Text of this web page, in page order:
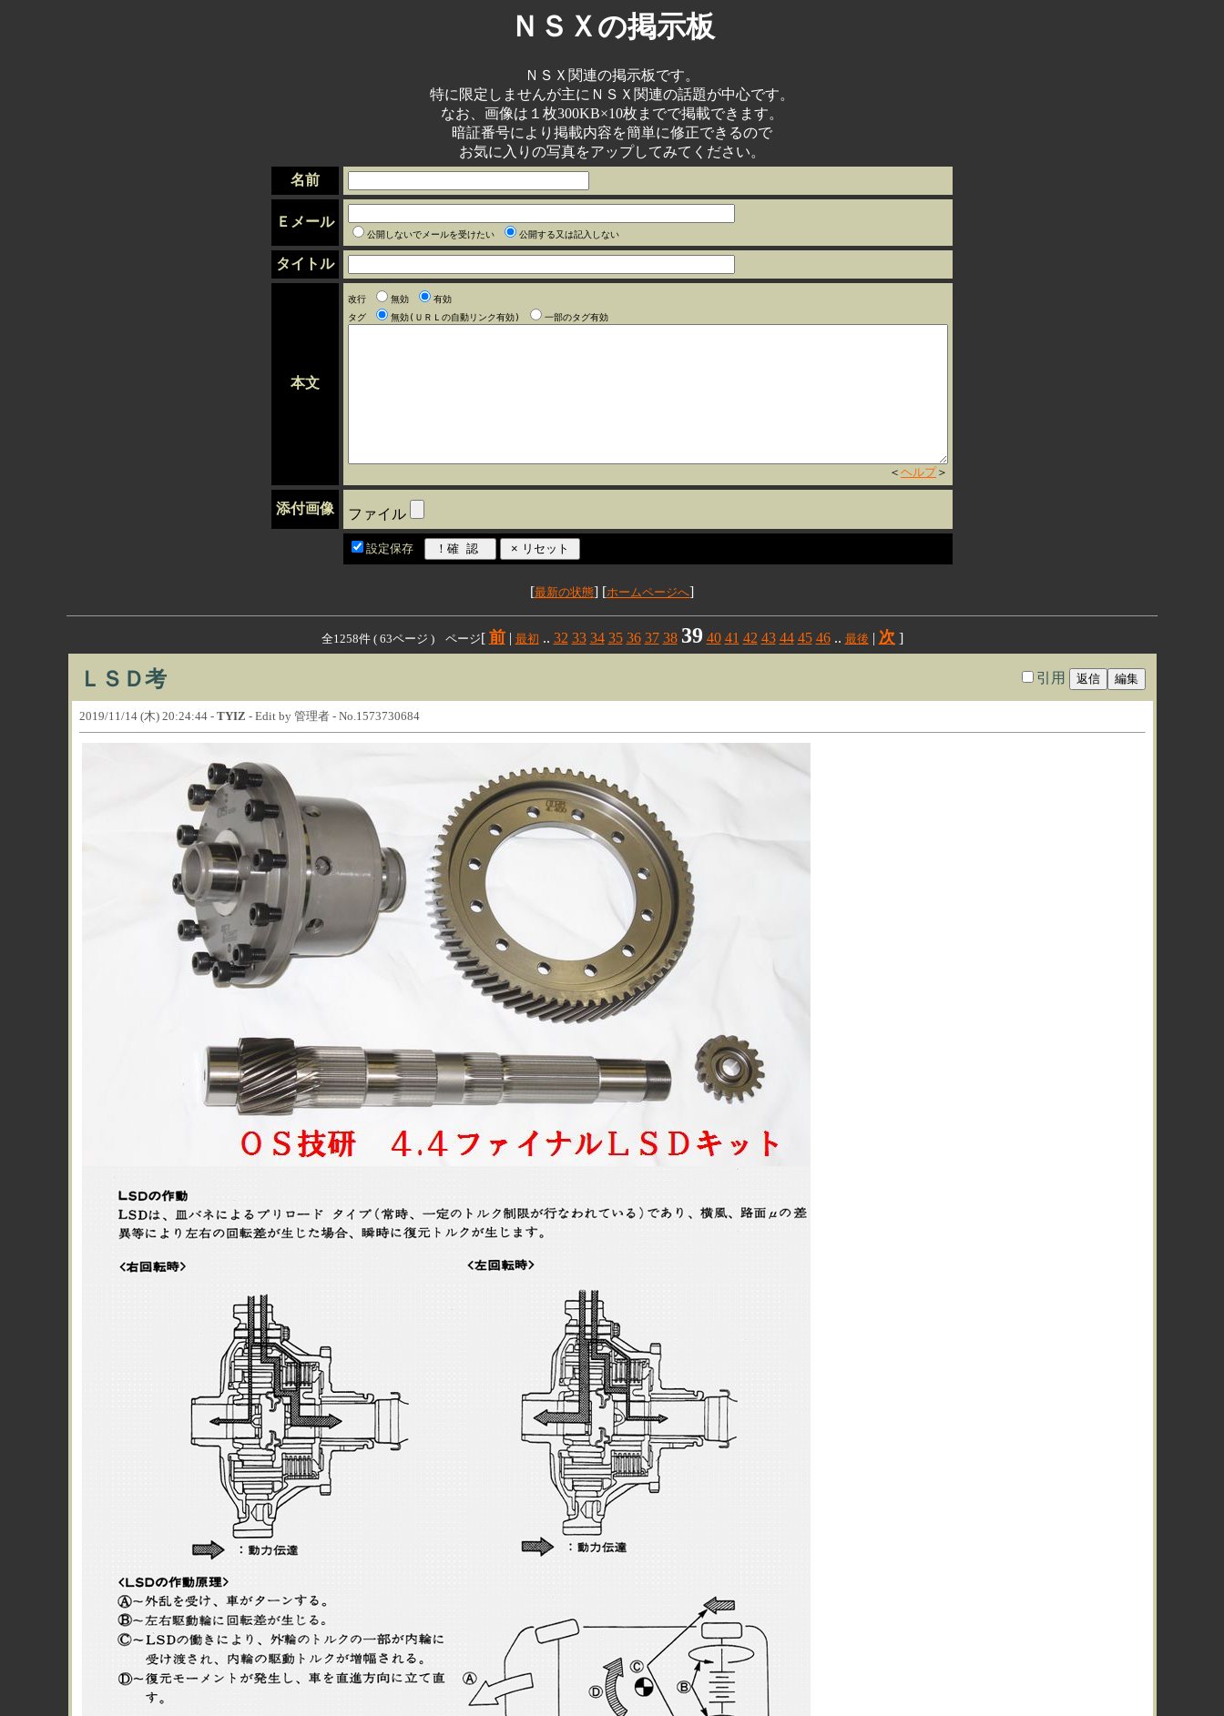
ＮＳＸの掲示板
ＮＳＸ関連の掲示板です。
特に限定しませんが主にＮＳＸ関連の話題が中心です。
なお、画像は１枚300KB×10枚までで掲載できます。
暗証番号により掲載内容を簡単に修正できるので
お気に入りの写真をアップしてみてください。
名前
Ｅメール
公開しないでメールを受けたい 公開する又は記入しない
タイトル
本文
改行 無効
有効
タグ
無効(ＵＲＬの自動リンク有効) 一部のタグ有効
＜ ヘルプ＞
添付画像 ファイル
設定保存
[最新の状態] [ホームページへ]
全1258件 ( 63ページ ) ページ[ 前| 最初 .. 32 33 34 35 36 37 38 39 40 41 42 43 44 45 46.. 最後 | 次 ]
ＬＳＤ考 引用
2019/11/14 (木) 20:24:44 - TYIZ - Edit by 管理者 - No.1573730684